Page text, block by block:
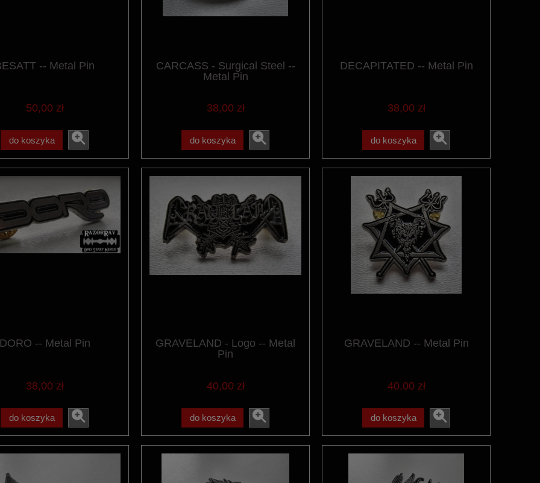
-- Metal Pin
50,00 zł
do koszyka
CARCASS - Surgical Steel --
Metal Pin
38,00 zł
do koszyka
DECAPITATED -- Metal Pin
38,00 zł
do koszyka
-- Metal Pin
38,00 zł
do koszyka
GRAVELAND - Logo -- Metal
Pin
40,00 zł
do koszyka
GRAVELAND -- Metal Pin
40,00 zł
do koszyka